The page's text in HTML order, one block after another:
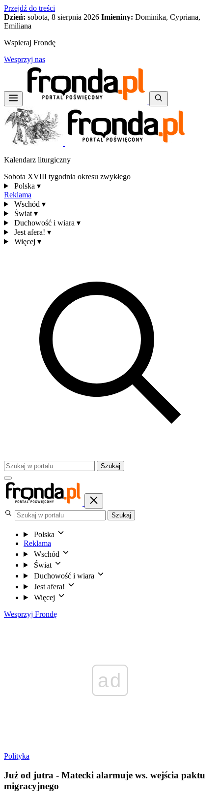
Przejdź do treści
Dzień: sobota, 8 sierpnia 2026 Imieniny: Dominika, Cypriana,
Emiliana
Wspieraj Frondę
Wesprzyj nas
Kalendarz liturgiczny
Sobota XVIII tygodnia okresu zwykłego
Polska ▾
Reklama
Wschód ▾
Świat ▾
Duchowość i wiara ▾
Jest afera! ▾
Więcej ▾
Szukaj
Szukaj
Polska
Reklama
Wschód
Świat
Duchowość i wiara
Jest afera!
Więcej
Wesprzyj Frondę
ad
Polityka
Już od jutra - Matecki alarmuje ws. wejścia paktu
migracyjnego